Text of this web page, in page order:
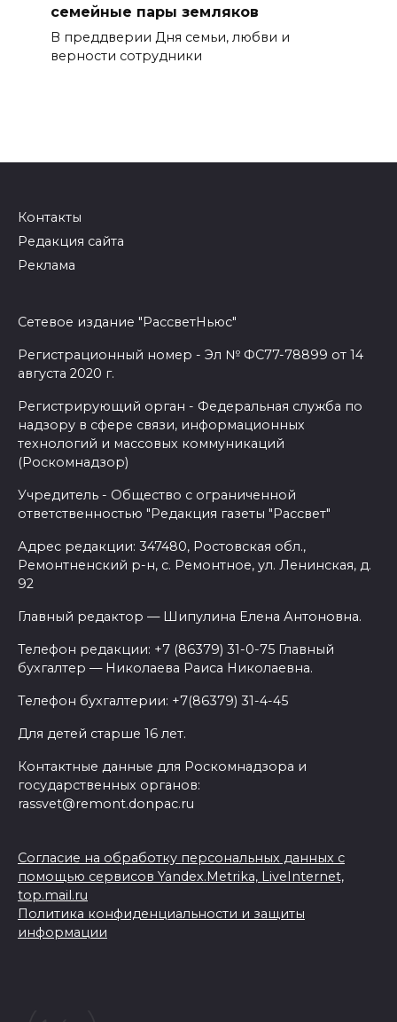
семейные пары земляков
В преддверии Дня семьи, любви и
верности сотрудники
Контакты
Редакция сайта
Реклама
Сетевое издание "РассветНьюс"
Регистрационный номер - Эл № ФС77-78899 от 14
августа 2020 г.
Регистрирующий орган - Федеральная служба по
надзору в сфере связи, информационных
технологий и массовых коммуникаций
(Роскомнадзор)
Учредитель - Общество с ограниченной
ответственностью "Редакция газеты "Рассвет"
Адрес редакции: 347480, Ростовская обл.,
Ремонтненский р-н, с. Ремонтное, ул. Ленинская, д.
92
Главный редактор — Шипулина Елена Антоновна.
Телефон редакции: +7 (86379) 31-0-75 Главный
бухгалтер — Николаева Раиса Николаевна.
Телефон бухгалтерии: +7(86379) 31-4-45
Для детей старше 16 лет.
Контактные данные для Роскомнадзора и
государственных органов:
rassvet@remont.donpac.ru
Согласие на обработку персональных данных с
помощью сервисов Yandex.Metrika, LiveInternet,
top.mail.ru
Политика конфиденциальности и защиты
информации